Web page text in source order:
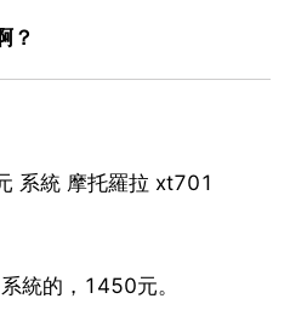
？
系統 摩托羅拉 xt701
統的，1450元。